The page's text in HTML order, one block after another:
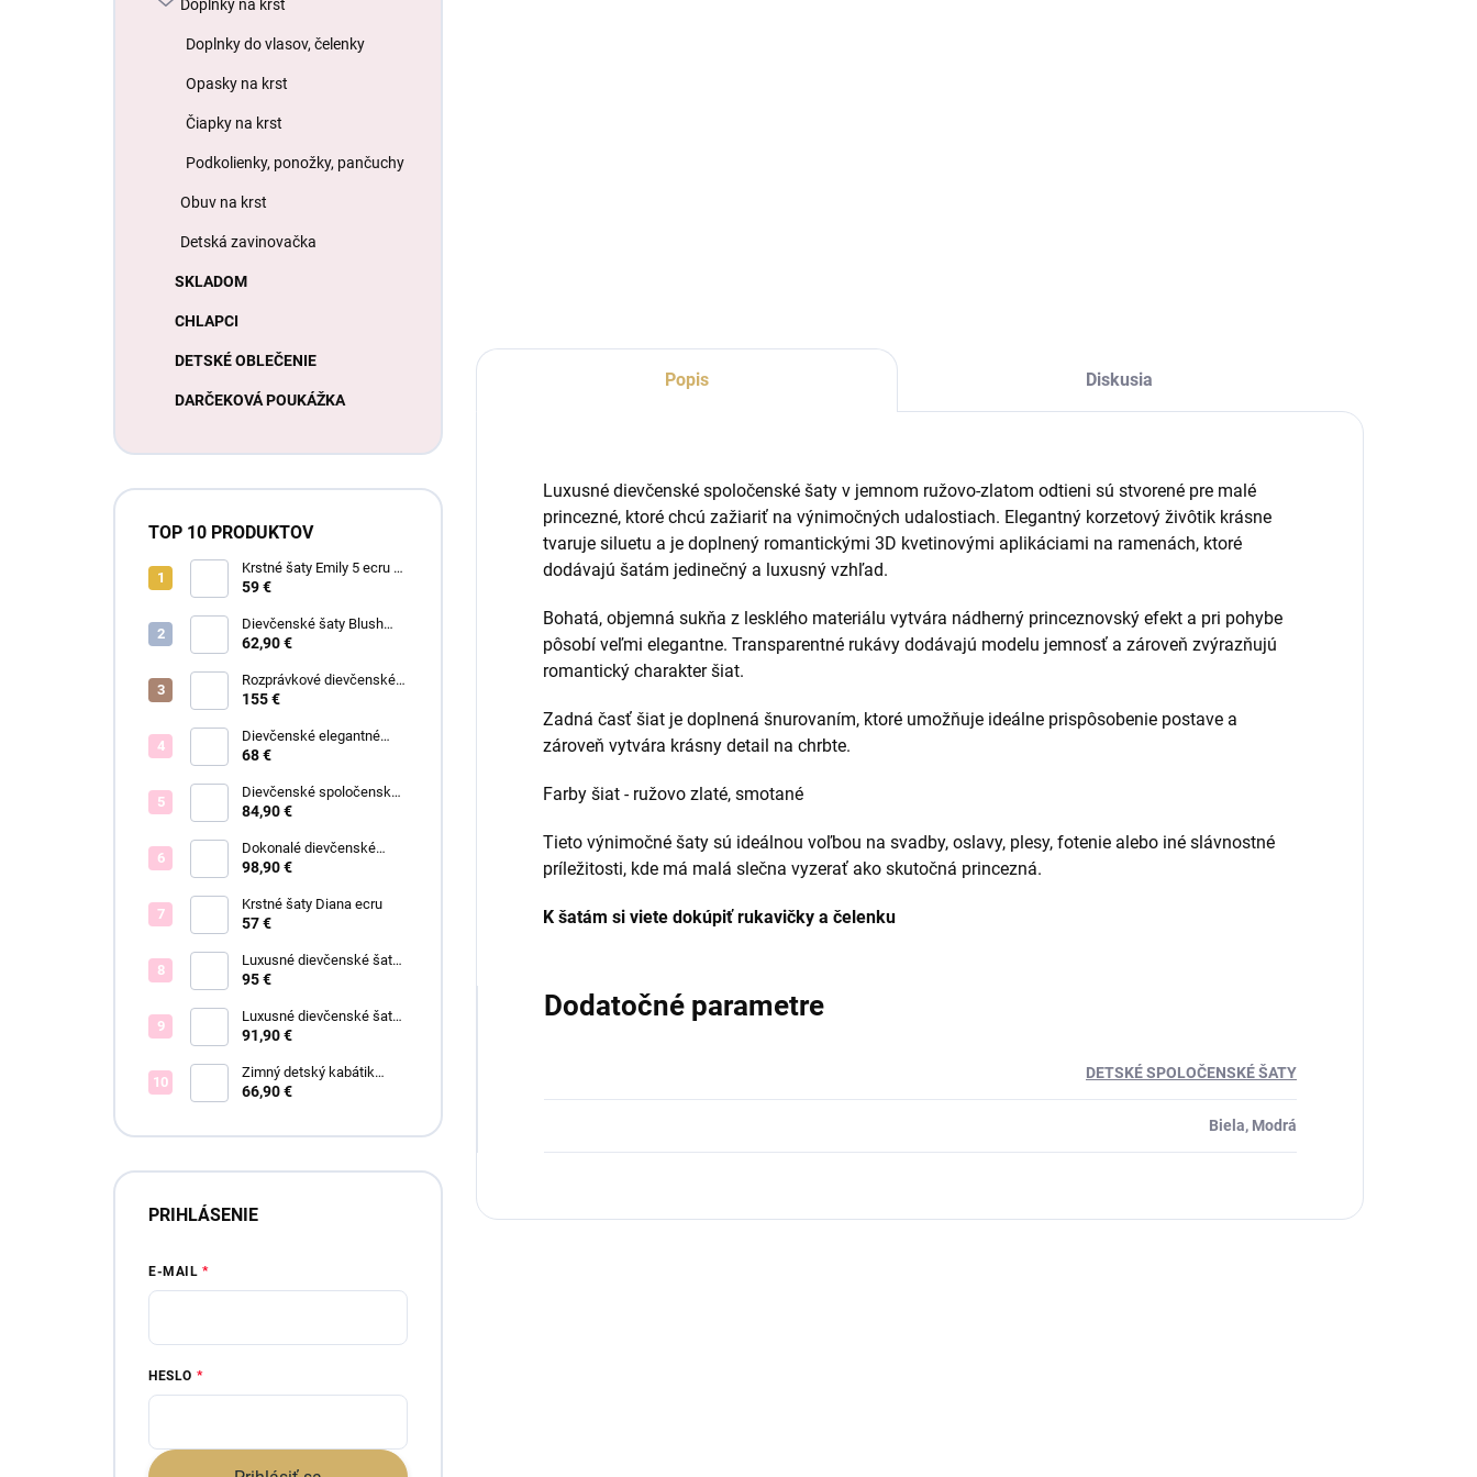
Doplnky na krst
Doplnky do vlasov, čelenky
Opasky na krst
Čiapky na krst
Podkolienky, ponožky, pančuchy
Obuv na krst
Detská zavinovačka
SKLADOM
CHLAPCI
DETSKÉ OBLEČENIE
DARČEKOVÁ POUKÁŽKA
TOP 10 PRODUKTOV
Krstné šaty Emily 5 ecru s
čipkou
59 €
Dievčenské šaty Blush
Grace pink
62,90 €
Rozprávkové dievčenské
šaty Fiona
155 €
Dievčenské elegantné
šaty Lisa
68 €
Dievčenské spoločenské
šaty Olivia ružové
84,90 €
Dokonalé dievčenské
spoločenské šaty Bianca
98,90 €
Krstné šaty Diana ecru
57 €
Luxusné dievčenské šaty
Blush Bloom
95 €
Luxusné dievčenské šaty
Elsa blue
91,90 €
Zimný detský kabátik
BOUCLE - viac farieb
66,90 €
PRIHLÁSENIE
E-MAIL
HESLO
Popis Diskusia
Luxusné dievčenské spoločenské šaty v jemnom ružovo-zlatom odtieni sú stvorené pre malé
princezné, ktoré chcú zažiariť na výnimočných udalostiach. Elegantný korzetový živôtik krásne
tvaruje siluetu a je doplnený romantickými 3D kvetinovými aplikáciami na ramenách, ktoré
dodávajú šatám jedinečný a luxusný vzhľad.
Bohatá, objemná sukňa z lesklého materiálu vytvára nádherný princeznovský efekt a pri pohybe
pôsobí veľmi elegantne. Transparentné rukávy dodávajú modelu jemnosť a zároveň zvýrazňujú
romantický charakter šiat.
Zadná časť šiat je doplnená šnurovaním, ktoré umožňuje ideálne prispôsobenie postave a
zároveň vytvára krásny detail na chrbte.
Farby šiat - ružovo zlaté, smotané
Tieto výnimočné šaty sú ideálnou voľbou na svadby, oslavy, plesy, fotenie alebo iné slávnostné
príležitosti, kde má malá slečna vyzerať ako skutočná princezná.
K šatám si viete dokúpiť rukavičky a čelenku
Dodatočné parametre
DETSKÉ SPOLOČENSKÉ ŠATY
Biela, Modrá